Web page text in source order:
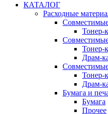
КАТАЛОГ
Расходные
Тонер-
Тонер-
Драм-
Тонер-
Драм-
Бумага и
Бумага
Прочее